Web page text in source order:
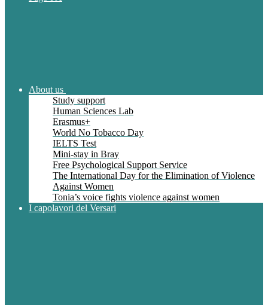
About us
Study support
Human Sciences Lab
Erasmus+
World No Tobacco Day
IELTS Test
Mini-stay in Bray
Free Psychological Support Service
The International Day for the Elimination of Violence
Against Women
Tonia’s voice fights violence against women
I capolavori del Versari